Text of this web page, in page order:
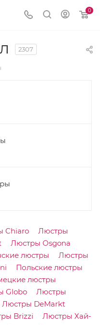
0
2307
Chiaro
Люстры
Люстры Osgona
люстры
Люстры
Польские люстры
люстры
Globo
Люстры
Люстры DeMarkt
Brizzi
Люстры Хай-